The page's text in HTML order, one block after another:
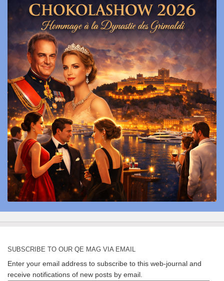
SUBSCRIBE TO OUR QE MAG VIA EMAIL
Enter your email address to subscribe to this web-journal and
receive notifications of new posts by email.